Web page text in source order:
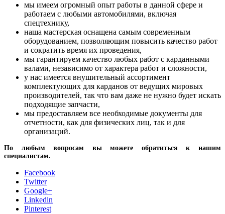
мы имеем огромный опыт работы в данной сфере и
работаем с любыми автомобилями, включая
спецтехнику,
наша мастерская оснащена самым современным
оборудованием, позволяющим повысить качество работ
и сократить время их проведения,
мы гарантируем качество любых работ с карданными
валами, независимо от характера работ и сложности,
у нас имеется внушительный ассортимент
комплектующих для карданов от ведущих мировых
производителей, так что вам даже не нужно будет искать
подходящие запчасти,
мы предоставляем все необходимые документы для
отчетности, как для физических лиц, так и для
организаций.
По любым вопросам вы можете обратиться к нашим
специалистам.
Facebook
Twitter
Google+
Linkedin
Pinterest